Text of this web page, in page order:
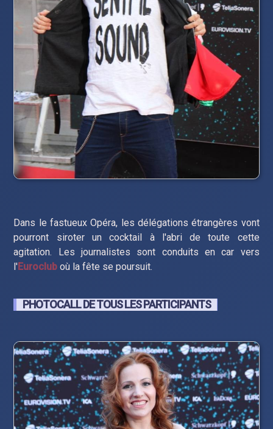
Dans le fastueux Opéra, les délégations étrangères vont
pourront siroter un cocktail à l'abri de toute cette
agitation. Les journalistes sont conduits en car vers
l'Euroclub où la fête se poursuit.
PHOTOCALL DE TOUS LES PARTICIPANTS